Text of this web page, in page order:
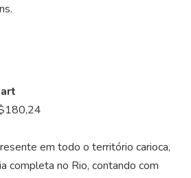
em todo o território carioca,
completa no Rio, contando com